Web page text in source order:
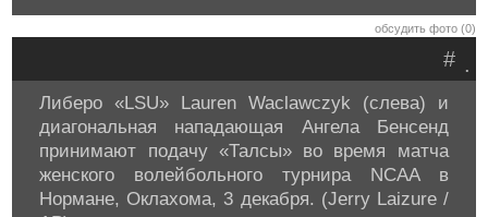
обсудить фото (0)
.
#
Либеро «LSU» Lauren Waclawczyk (слева) и
диагональная нападающая Ангела Бенсенд
принимают подачу «Талсы» во время матча
женского волейбольного турнира NCAA в
Нормане, Оклахома, 3 декабря. (Jerry Laizure /